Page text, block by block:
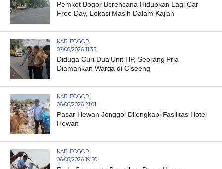
Pemkot Bogor Berencana Hidupkan Lagi Car
Free Day, Lokasi Masih Dalam Kajian
KAB. BOGOR
07/08/2026 11:35
Diduga Curi Dua Unit HP, Seorang Pria
Diamankan Warga di Ciseeng
KAB. BOGOR
06/08/2026 21:01
Pasar Hewan Jonggol Dilengkapi Fasilitas Hotel
Hewan
KAB. BOGOR
06/08/2026 19:50